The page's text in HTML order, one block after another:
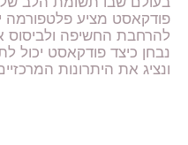
פודקאסט מציע פלטפורמה
להרחבת החשיפה ולביסוס
נבחן כיצד פודקאסט יכול
ונציג את היתרונות